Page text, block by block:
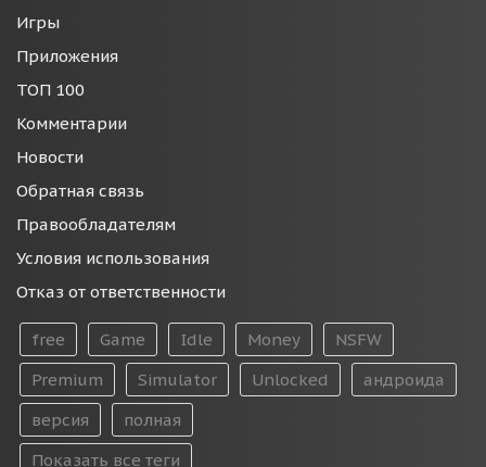
Игры
Приложения
ТОП 100
Комментарии
Новости
Обратная связь
Правообладателям
Условия использования
Отказ от ответственности
free Game Idle Money
NSFW
Premium
Simulator Unlocked
андроида
версия
полная
Показать все теги